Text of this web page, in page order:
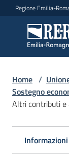
Vai al contenuto
Vai alla navigazione
Vai al footer
Regione Emilia-
e
Home /
Sostegno
Altri contributi e